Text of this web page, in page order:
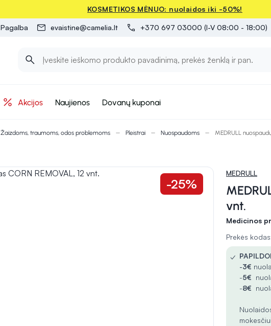
KOSMETIKOS MĖNUO: nuolaidos iki -50%!
Pagalba evaistine@camelia.lt +370 697 03000 (I-V 08:00 - 18:00)
Akcijos Naujienos Dovanų kuponai
Žaizdoms, traumoms, odos problemoms Pleistrai Nuospaudoms MEDRULL
-25%
MEDRULL
vnt.
Medicinos
Prekės
✓
-3€
-5€
-8€